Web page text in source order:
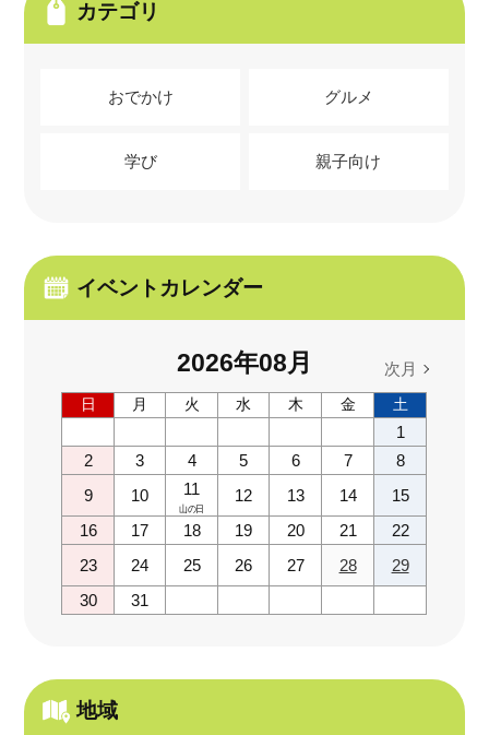
カテゴリ
おでかけ グルメ
学び 親子向け
イベントカレンダー
2026年08 月 次月
日 月 火 水 木 金 土
1
2
3 4 5 6 7
8
9
10 11
山の日
12 13 14
15
16
17 18 19 20 21
22
23
24 25 26 27 28
29
30
31
地域